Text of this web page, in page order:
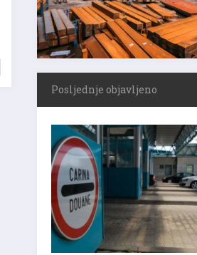
Posljednje objavljeno